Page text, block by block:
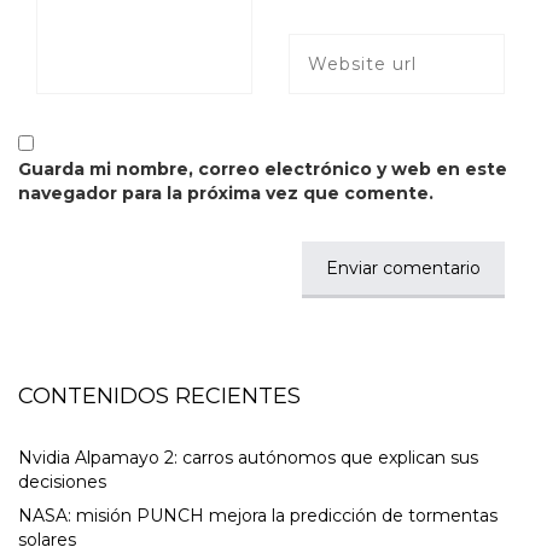
Guarda mi nombre, correo electrónico y web en este
navegador para la próxima vez que comente.
CONTENIDOS RECIENTES
Nvidia Alpamayo 2: carros autónomos que explican sus
decisiones
NASA: misión PUNCH mejora la predicción de tormentas
solares